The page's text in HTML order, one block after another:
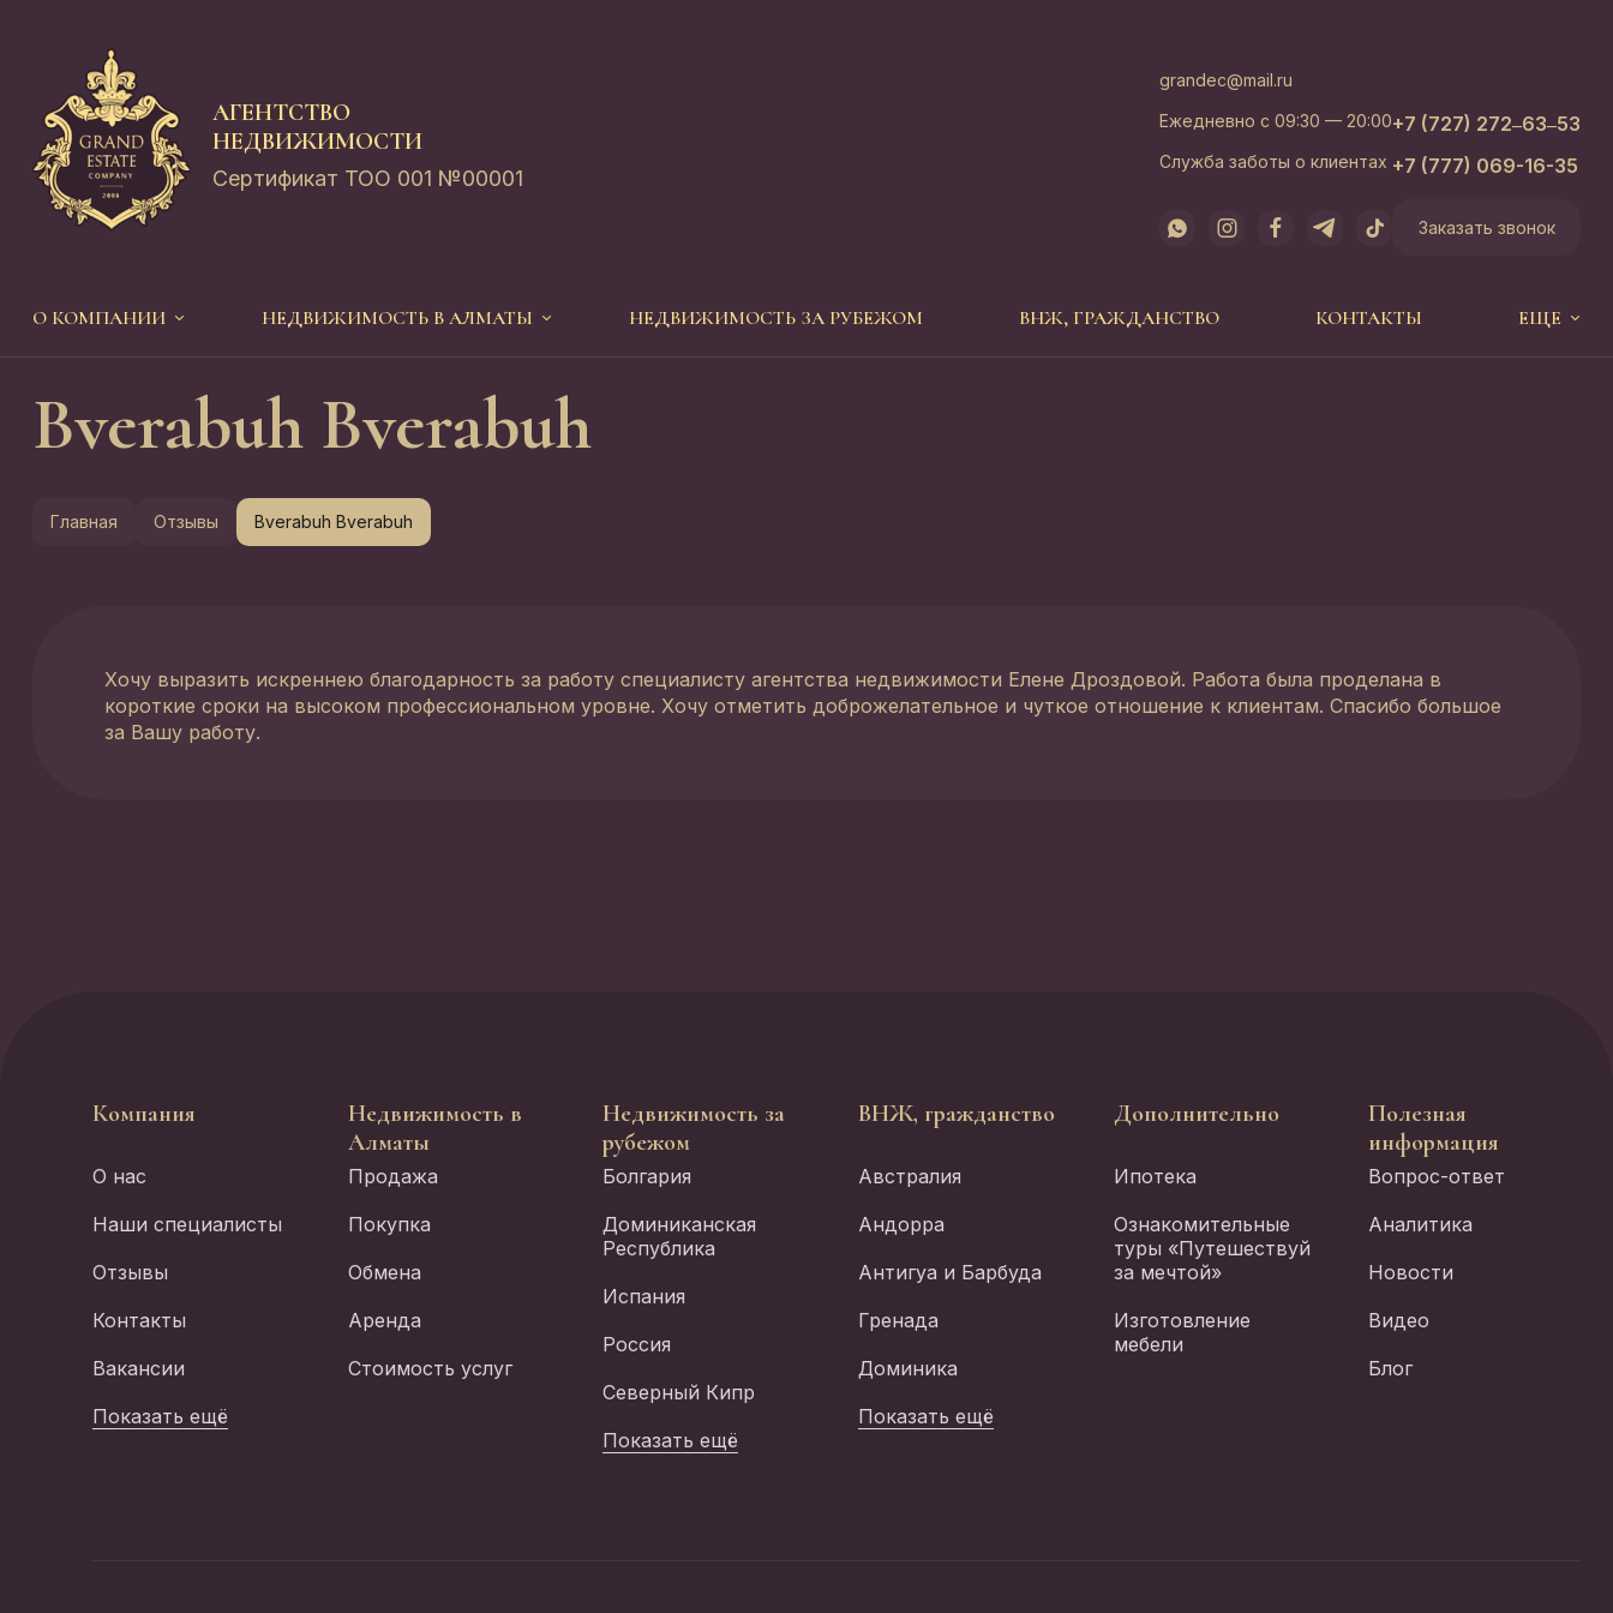
АГЕНТСТВО
НЕДВИЖИМОСТИ
Сертификат ТОО 001 №00001
grandec@mail.ru
Ежедневно с 09:30 — 20:00
Служба заботы о клиентах
+7 (727) 272‒63‒53
+7 (777) 069-16-35
Заказать звонок
О КОМПАНИИ НЕДВИЖИМОСТЬ В АЛМАТЫ НЕДВИЖИМОСТЬ ЗА РУБЕЖОМ ВНЖ, ГРАЖДАНСТВО КОНТАКТЫ ЕЩЕ
Bverabuh Bverabuh
Главная Отзывы Bverabuh Bverabuh
Хочу выразить искреннею благодарность за работу специалисту агентства недвижимости Елене Дроздовой. Работа была проделана в
короткие сроки на высоком профессиональном уровне. Хочу отметить доброжелательное и чуткое отношение к клиентам. Спасибо большое
за Вашу работу.
Компания
О нас
Наши специалисты
Отзывы
Контакты
Вакансии
Показать ещё
Недвижимость в
Алматы
Продажа
Покупка
Обмена
Аренда
Стоимость услуг
Недвижимость за
рубежом
Болгария
Доминиканская
Республика
Испания
Россия
Северный Кипр
Показать ещё
ВНЖ, гражданство
Австралия
Андорра
Антигуа и Барбуда
Гренада
Доминика
Показать ещё
Дополнительно
Ипотека
Ознакомительные
туры «Путешествуй
за мечтой»
Изготовление
мебели
Полезная
информация
Вопрос-ответ
Аналитика
Новости
Видео
Блог